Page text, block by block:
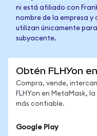
ni está afiliado con
nombre de la empresa
utilizan únicamente
subyacente.
Obtén FLHYon
Compra, vende,
FLHYon en MetaMask,
más confiable.
Google Play